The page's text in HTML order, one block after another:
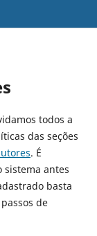
todos a
das seções
. É
sistema antes
basta
de